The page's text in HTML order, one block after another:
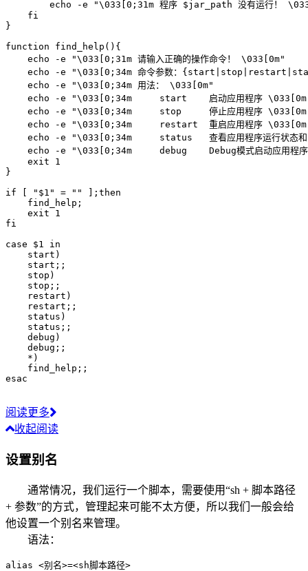
echo -e "\033 [0;31m 程序 $jar_path 没有运行！
fi
}
function
find_help ( ) {
echo
-e "\033 [0;31m 请输入正确的操作命令！ \033 [0m"
echo
-e "\033 [0;34m 命令参数：
echo
-e "\033 [0;34m 用法： \033 [0m"
echo
-e "\033 [0;34m     start    启动应用程序 \033
echo
-e "\033 [0;34m     stop     停止应用程序 \033
echo
-e "\033 [0;34m     restart  重启应用程序 \033
echo
-e "\033 [0;34m     status   查看应用程序运行状态
echo
-e "\033 [0;34m     debug    Debug模式启动应用程
exit
1
}
if
" $1 " = "" ; then
    find_help
;
exit
1
fi
case
$1
in
    start
)
    start
; ;
    stop
)
    stop
; ;
    restart
)
    restart
; ;
    status
)
    status
; ;
    debug
)
    debug
; ;
    *
)
    find_help
; ;
esac
阅读更多
收起阅读
设置别名
通常情况，我们运行一个脚本，需要使用“sh + 脚本路径
+ 参数”的方式，管理起来可能不太方便，所以我们一般会给
他设置一个别名来管理。
语法：
alias <别名>=<sh脚本路径>